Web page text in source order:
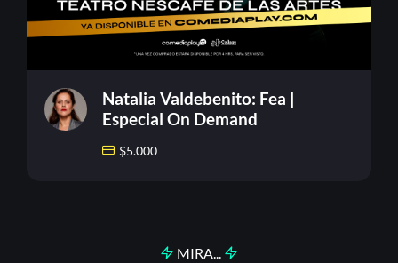
Natalia Valdebenito: Fea |
Especial On Demand
$5.000
MIRA...